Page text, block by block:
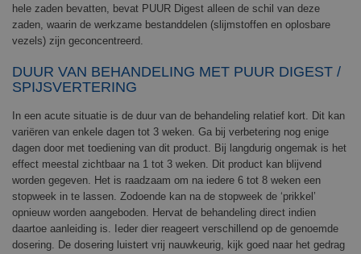
hele zaden bevatten, bevat PUUR Digest alleen de schil van deze
zaden, waarin de werkzame bestanddelen (slijmstoffen en oplosbare
vezels) zijn geconcentreerd.
DUUR VAN BEHANDELING MET PUUR DIGEST /
SPIJSVERTERING
In een acute situatie is de duur van de behandeling relatief kort. Dit kan
variëren van enkele dagen tot 3 weken. Ga bij verbetering nog enige
dagen door met toediening van dit product. Bij langdurig ongemak is het
effect meestal zichtbaar na 1 tot 3 weken. Dit product kan blijvend
worden gegeven. Het is raadzaam om na iedere 6 tot 8 weken een
stopweek in te lassen. Zodoende kan na de stopweek de ‘prikkel’
opnieuw worden aangeboden. Hervat de behandeling direct indien
daartoe aanleiding is. Ieder dier reageert verschillend op de genoemde
dosering. De dosering luistert vrij nauwkeurig, kijk goed naar het gedrag